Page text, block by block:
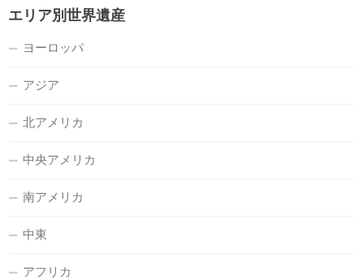
エリア別世界遺産
ヨーロッパ
アジア
北アメリカ
中央アメリカ
南アメリカ
中東
アフリカ